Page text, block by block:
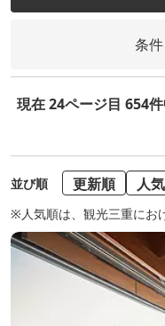
条
現在 24ページ目 654
並び順 更新順 人
※人気順は、観光三重にお